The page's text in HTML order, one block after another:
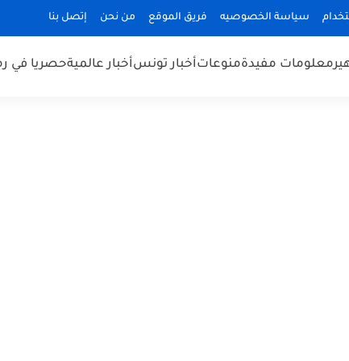
سياسة الخصوصيه فريق الموقع من نحن إتصل بنا
معلومات مفيدةمنوعاتأخبار تونسأخبار عالميةحصريا في